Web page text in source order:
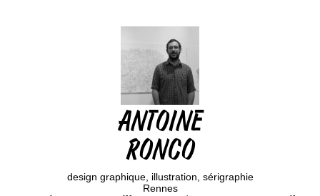
ANTOINE
RONCO
design graphique illustration sérigraphie
Rennes